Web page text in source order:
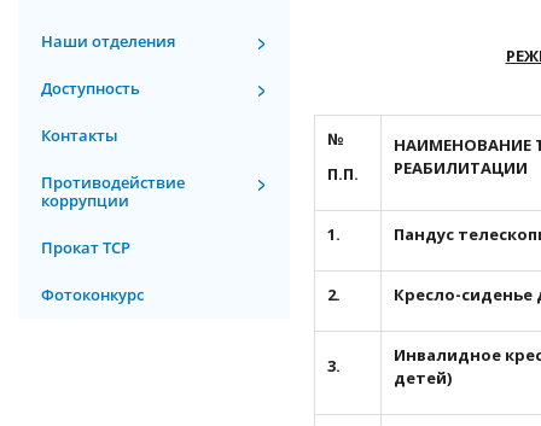
Наши отделения
Доступность
Контакты
Противодействие
коррупции
Прокат ТСР
Фотоконкурс
№
П.П.
НАИМЕНОВАНИЕ
РЕАБИЛИТАЦИИ
1. Пандус
2. Кресло-сиденье
3.
Инвалидное
детей)